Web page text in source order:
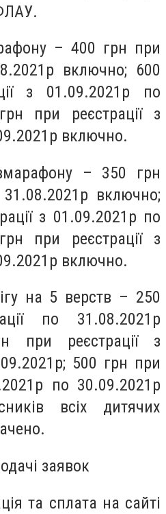
– 400 грн при
включно; 600
з 01.09.2021р по
при реєстрації з
включно.
– 350 грн
31.08.2021р включно;
з 01.09.2021р по
при реєстрації з
включно.
на 5 верств – 250
по 31.08.2021р
при реєстрації з
500 грн при
по 30.09.2021р
всіх дитячих
заявок
та сплата на сайті